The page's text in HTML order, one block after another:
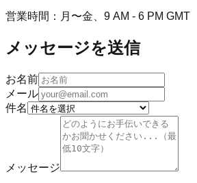
営業時間：月〜金、9 AM - 6 PM GMT
メッセージを送信
お名前
メール
件名
メッセージ